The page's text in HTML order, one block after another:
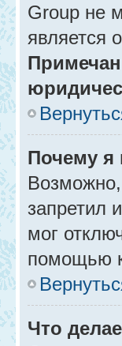
Group не
является
Почему я
запретил
мог
помощью
Что